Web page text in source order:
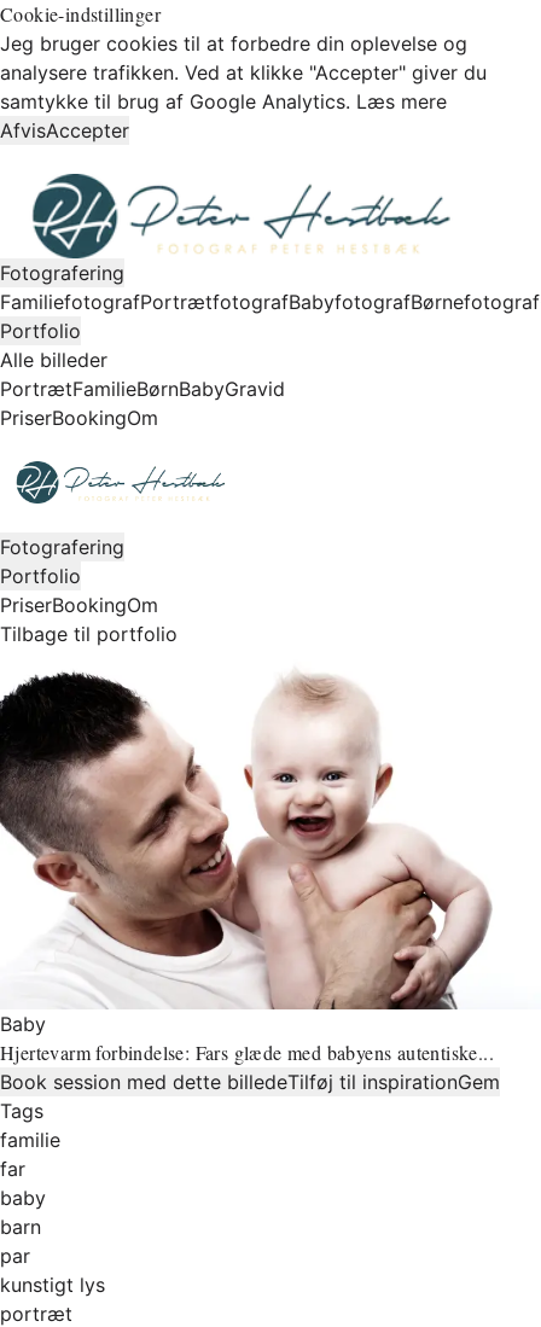
Cookie-indstillinger
Jeg bruger cookies til at forbedre din oplevelse og
analysere trafikken. Ved at klikke "Accepter" giver du
samtykke til brug af Google Analytics. Læs mere
AfvisAccepter
Fotografering
FamiliefotografPortrætfotografBabyfotografBørnefotograf
Portfolio
Alle billeder
PortrætFamilieBørnBabyGravid
PriserBookingOm
Fotografering
Portfolio
PriserBookingOm
Tilbage til portfolio
Baby
Hjertevarm forbindelse: Fars glæde med babyens autentiske...
Book session med dette billedeTilføj til inspirationGem
Tags
familie
far
baby
barn
par
kunstigt lys
portræt